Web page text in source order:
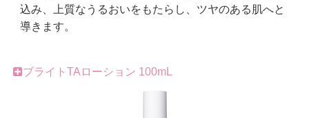
込み、上質なうるおいをもたらし、ツヤのある肌へと
導きます。
ブライトTAローション 100mL